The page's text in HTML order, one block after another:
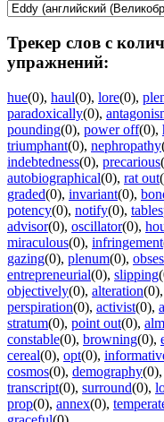
Трекер слов с
упражнений:
hue(0), haul(0), lore(0),
paradoxically(0),
pounding(0), power off(0),
triumphant(0), nephropathy
indebtedness(0), precarious
autobiographical(0), rat out
graded(0), invariant(0),
potency(0), notify(0),
advisor(0), oscillator(0),
miraculous(0), infringement
gazing(0), plenum(0),
entrepreneurial(0), slipping
objectively(0), alteration(0),
perspiration(0), activist(0),
stratum(0), point out(0),
constable(0), browning(0),
cereal(0), opt(0),
cosmos(0), demography(0),
transcript(0), surround(0),
prop(0), annex(0),